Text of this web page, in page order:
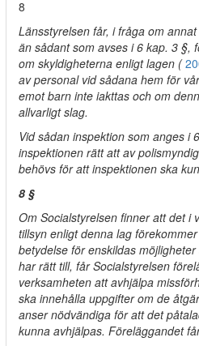
8
Länsstyrelsen får, i fråga om
än sådant som avses i 6 kap. 3 §,
om skyldigheterna enligt lagen (
av personal vid sådana hem för
emot barn inte iakttas och om
allvarligt slag.
Vid sådan inspektion som anges i
inspektionen rätt att av
behövs för att inspektionen ska
8 §
Om Socialstyrelsen finner att det i
tillsyn enligt denna lag
betydelse för enskildas
har rätt till, får Socialstyrelsen
verksamheten att avhjälpa
ska innehålla uppgifter om de
anser nödvändiga för att det
kunna avhjälpas. Föreläggandet